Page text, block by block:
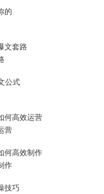
的
文套路
公式
何高效运营
营
何高效制作
作
技巧